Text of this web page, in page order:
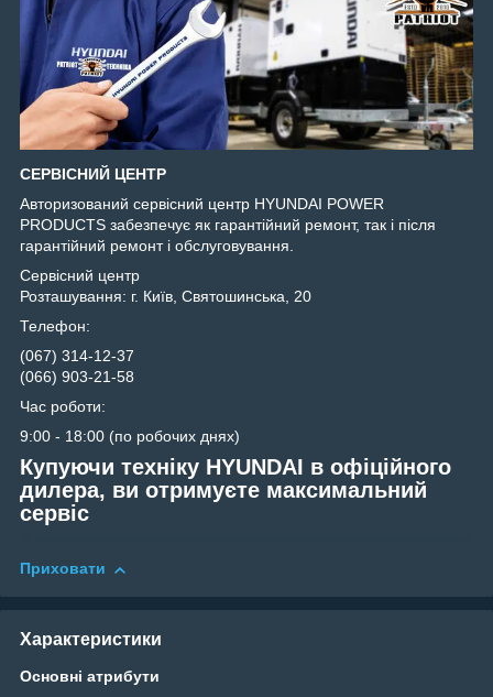
СЕРВІСНИЙ ЦЕНТР
Авторизований сервісний центр HYUNDAI POWER
PRODUCTS забезпечує як гарантійний ремонт, так і після
гарантійний ремонт і обслуговування.
Сервісний центр
Розташування: г. Київ, Святошинська, 20
Телефон:
(067) 314-12-37
(066) 903-21-58
Час роботи:
9:00 - 18:00 (по робочих днях)
Купуючи техніку HYUNDAI в офіційного
дилера, ви отримуєте максимальний
сервіс
Приховати
Характеристики
Основні атрибути